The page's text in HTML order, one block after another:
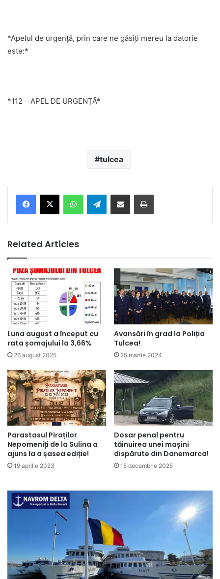
*Apelul de urgență, prin care ne găsiți mereu la datorie
este:*
*112 – APEL DE URGENȚĂ*
tulcea
Telegram
Related Articles
Luna august a început cu
rata șomajului la 3,66%
26 august 2025
Avansări în grad la Poliția
Tulcea!
25 martie 2024
Parastasul Piraților
Nepomeniți de la Sulina a
ajuns la a șasea ediție!
19 aprilie 2023
Dosar penal pentru
tăinuirea unei mașini
dispărute din Danemarca!
15 decembrie 2025